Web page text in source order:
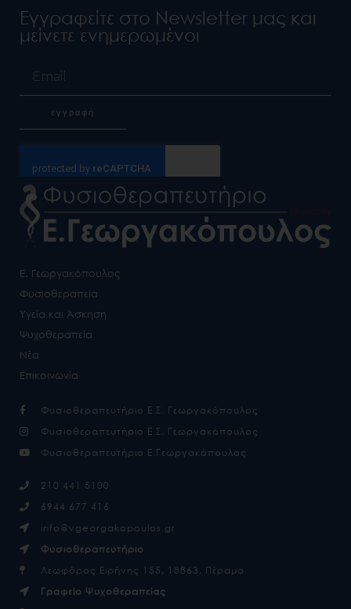
Εγγραφείτε στο Newsletter μας και
μείνετε ενημερωμένοι
Email
εγγραφή
Ε. Γεωργακόπουλος
Φυσιοθεραπεία
Υγεία και Άσκηση
Ψυχοθεραπεία
Νέα
Επικοινωνία
Φυσιοθεραπευτήριο Ε.Σ. Γεωργακόπουλος
Φυσιοθεραπευτήριο Ε.Σ. Γεωργακόπουλος
Φυσιοθεραπευτήριο Ε.Γεωργακόπουλος
210 441 5100
6944 677 416
info@vgeorgakopoulos.gr
Φυσιοθεραπευτήριο
Λεωφόρος Ειρήνης 155, 18863, Πέραμα
Γραφείο Ψυχοθεραπείας